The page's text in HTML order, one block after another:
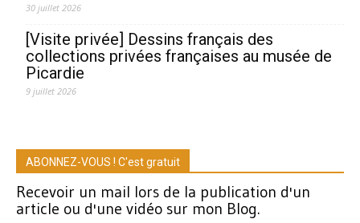
30 juillet 2026
[Visite privée] Dessins français des
collections privées françaises au musée de
Picardie
9 juillet 2026
ABONNEZ-VOUS ! C'est gratuit
Recevoir un mail lors de la publication d'un
article ou d'une vidéo sur mon Blog.